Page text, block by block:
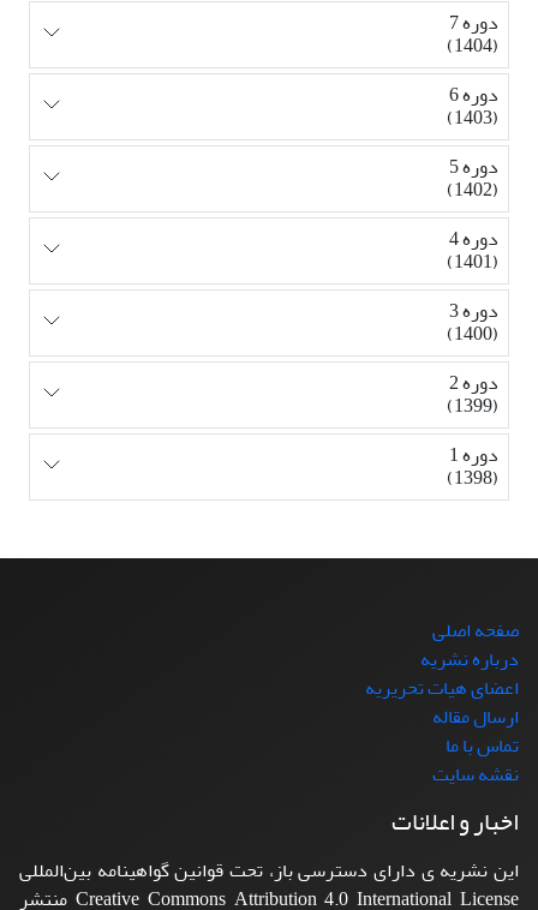
دوره 7
(1404)
دوره 6
(1403)
دوره 5
(1402)
دوره 4
(1401)
دوره 3
(1400)
دوره 2
(1399)
دوره 1
(1398)
صفحه اصلی
درباره نشریه
اعضای هیات تحریریه
ارسال مقاله
تماس با ما
نقشه سایت
اخبار و اعلانات
این نشریه ی دارای دسترسی باز، تحت قوانین گواهینامه بین‌المللی
Creative Commons Attribution 4.0 International License منتشر